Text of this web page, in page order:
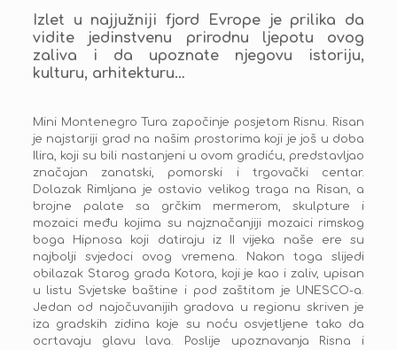
MINI
MONTENEGRO
TURA - RISAN,
KOTOR,
BUDVA, SV.
STEFAN
Izlet u najjužniji fjord Evrope je prilika da
vidite jedinstvenu prirodnu ljepotu ovog
zaliva i da upoznate njegovu istoriju,
kulturu, arhitekturu…
Mini Montenegro Tura započinje posjetom Risnu. Risan
je najstariji grad na našim prostorima koji je još u doba
Ilira, koji su bili nastanjeni u ovom gradiću, predstavljao
značajan zanatski, pomorski i trgovački centar.
Dolazak Rimljana je ostavio velikog traga na Risan, a
brojne palate sa grčkim mermerom, skulpture i
mozaici među kojima su najznačanjiji mozaici rimskog
boga Hipnosa koji datiraju iz II vijeka naše ere su
najbolji svjedoci ovog vremena. Nakon toga slijedi
obilazak Starog grada Kotora, koji je kao i zaliv, upisan
u listu Svjetske baštine i pod zaštitom je UNESCO-a.
Jedan od najočuvanijih gradova u regionu skriven je
iza gradskih zidina koje su noću osvjetljene tako da
ocrtavaju glavu lava. Poslije upoznavanja Risna i